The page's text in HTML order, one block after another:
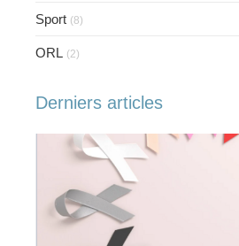
Sport (8)
ORL (2)
Derniers articles